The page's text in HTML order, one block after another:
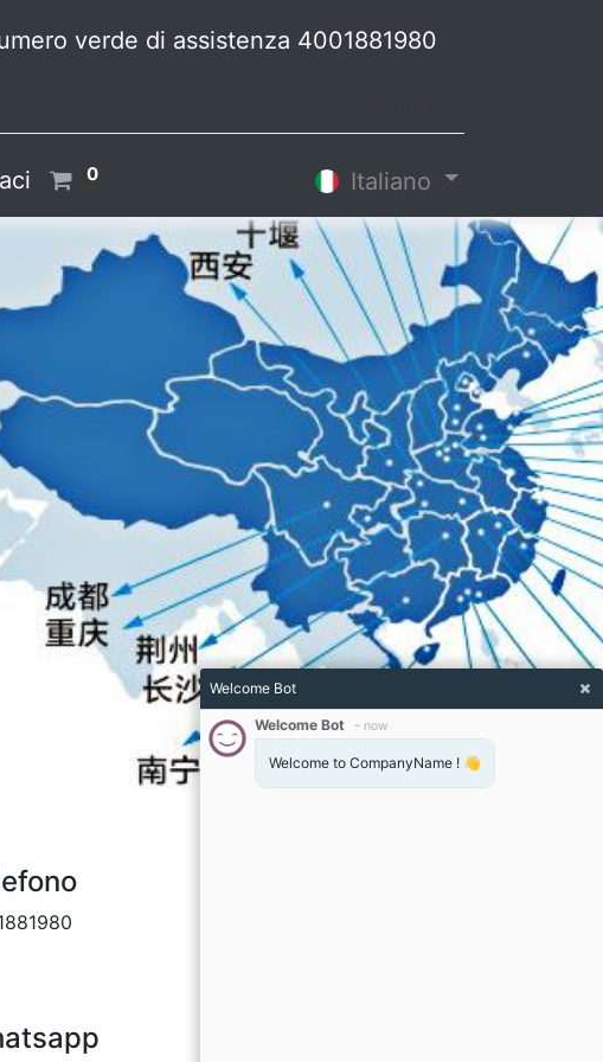
verde di assistenza 4001881980
0 Italiano
Welcome Bot
Welcome Bot - now
Welcome to CompanyName ! 👋